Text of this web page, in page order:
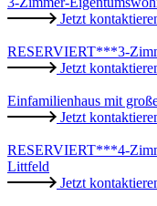
Jetzt
RESERVIERT***3-
Jetzt
Einfamilienhaus mit
Jetzt
RESERVIERT***4-
Littfeld
Jetzt